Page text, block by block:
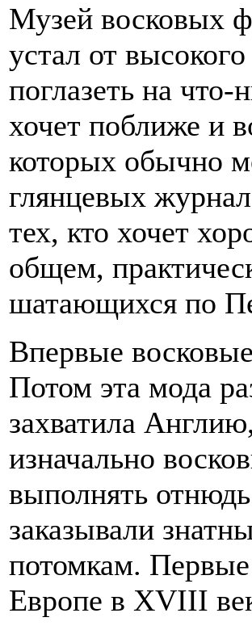
Музей восковых
устал от
поглазеть на
хочет поближе и
которых обычно
глянцевых
тех, кто хочет
общем,
шатающихся по
Впервые
Потом эта мода
захватила
изначально
выполнять
заказывали
потомкам.
Европе в XVIII